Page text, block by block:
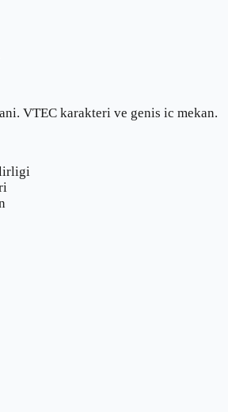
VTEC karakteri ve genis ic mekan.